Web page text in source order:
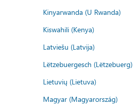
Kinyarwanda (U Rwanda)
Kiswahili (Kenya)
Latviešu (Latvija)
Lëtzebuergesch (Lëtzebuerg)
Lietuvių (Lietuva)
Magyar (Magyarország)